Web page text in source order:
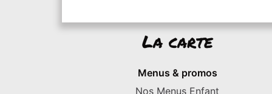
La carte
Menus & promos
Nos Menus Enfant